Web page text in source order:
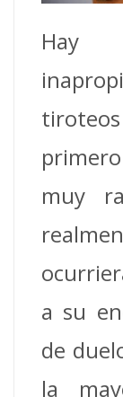
Hay
muy
a su
de
la